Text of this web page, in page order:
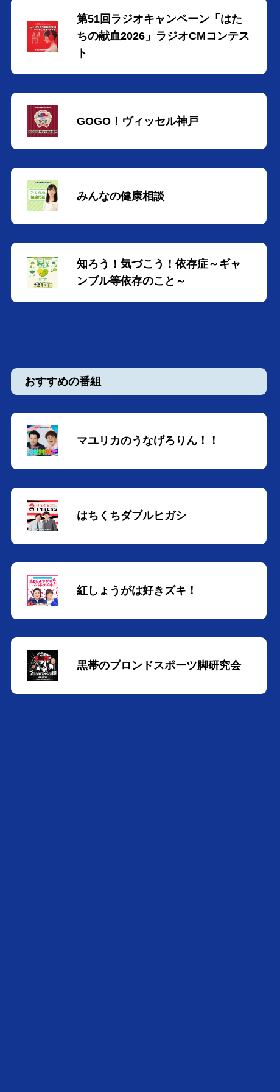
第51回ラジオキャンペーン「はた
ちの献血2026」ラジオCMコンテス
ト
GOGO！ヴィッセル神戸
みんなの健康相談
知ろう！気づこう！依存症～ギャ
ンブル等依存のこと～
おすすめの番組
マユリカのうなげろりん！！
はちくちダブルヒガシ
紅しょうがは好きズキ！
黒帯のブロンドスポーツ脚研究会